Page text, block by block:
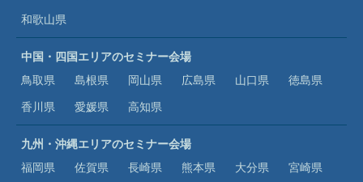
和歌山県
中国・四国エリアのセミナー会場
鳥取県
島根県 岡山県 広島県 山口県
徳島県
香川県
愛媛県 高知県
九州・沖縄エリアのセミナー会場
福岡県
佐賀県 長崎県 熊本県 大分県
宮崎県